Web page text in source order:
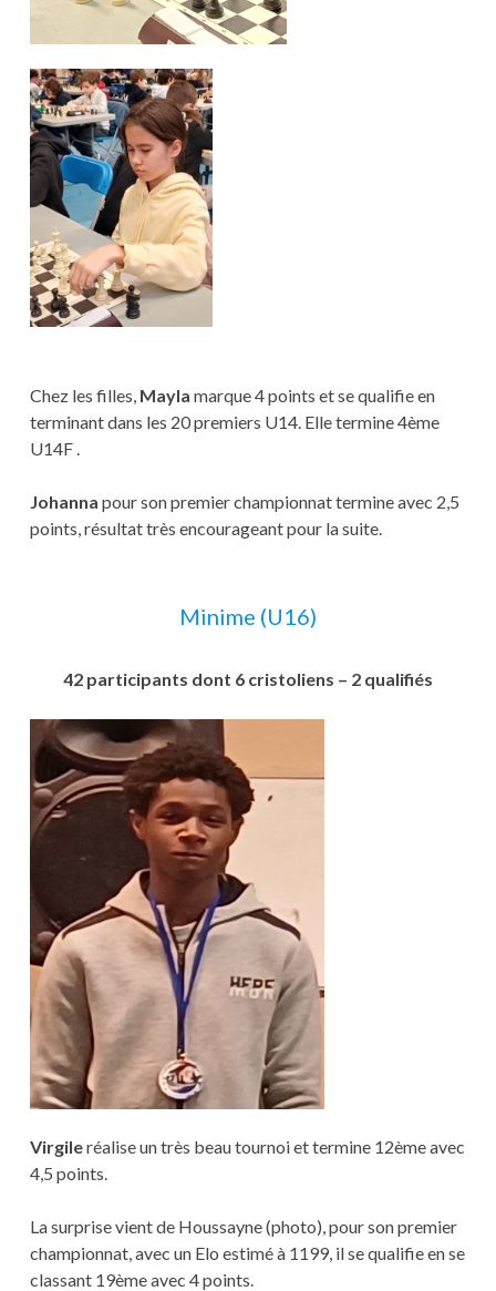
Chez les filles, Mayla marque 4 points et se qualifie en
terminant dans les 20 premiers U14. Elle termine 4ème
U14F .
Johanna pour son premier championnat termine avec 2,5
points, résultat très encourageant pour la suite.
Minime (U16)
42 participants dont 6 cristoliens – 2 qualifiés
Virgileréalise un très beau tournoi et termine 12ème avec
4,5 points.
La surprise vient de Houssayne (photo), pour son premier
championnat, avec un Elo estimé à 1199, il se qualifie en se
classant 19ème avec 4 points.